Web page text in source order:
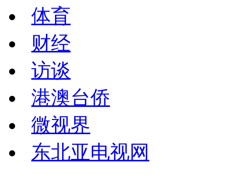
体育
财经
访谈
港澳台侨
微视界
东北亚电视网